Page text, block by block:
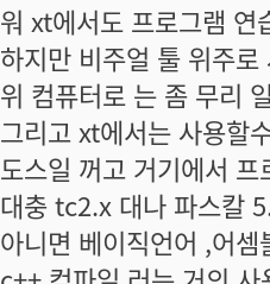
워 xt에서도 프로그램 연
하지만 비주얼 툴 위주
위 컴퓨터로 는 좀 무리
그리고 xt에서는 사용할
도스일 꺼고 거기에서
대충 tc2.x 대나 파스칼
아니면 베이직언어 ,어